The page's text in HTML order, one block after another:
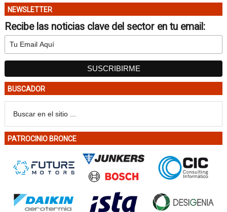
NEWSLETTER
Recibe las noticias clave del sector en tu email:
BUSCADOR
PATROCINIO BRONCE